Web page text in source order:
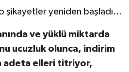
şikayetler yeniden başladı…
ve yüklü miktarda
ucuzluk olunca, indirim
adeta elleri titriyor,